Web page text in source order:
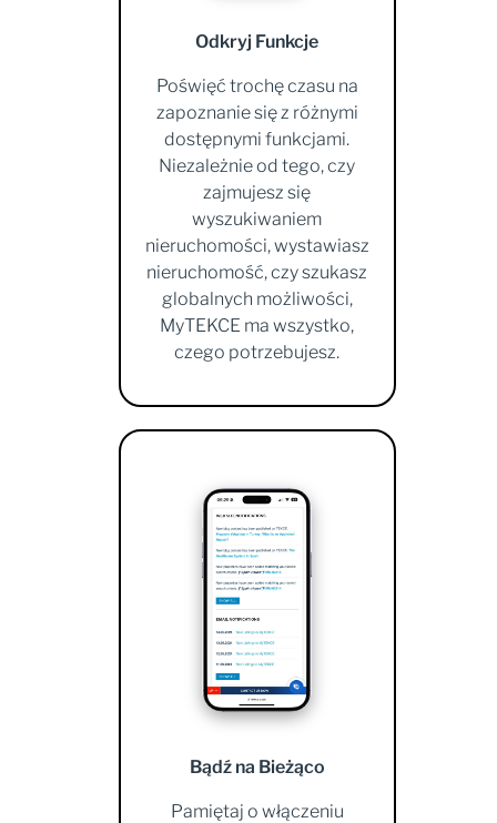
Odkryj Funkcje
Poświęć trochę czasu na
zapoznanie się z różnymi
dostępnymi funkcjami.
Niezależnie od tego, czy
zajmujesz się
wyszukiwaniem
nieruchomości, wystawiasz
nieruchomość, czy szukasz
globalnych możliwości,
MyTEKCE ma wszystko,
czego potrzebujesz.
Bądź na Bieżąco
Pamiętaj o włączeniu